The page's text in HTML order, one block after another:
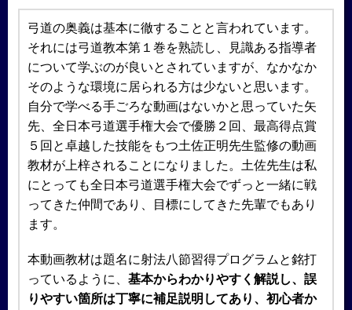
弓道の奥義は基本に徹することと言われています。
それには弓道教本第１巻を熟読し、見識ある指導者
について学ぶのが良いとされていますが、なかなか
そのような環境に居られる方は少ないと思います。
自分で学べる手ごろな動画はないかと思っていた矢
先、全日本弓道選手権大会で優勝２回、最高得点賞
５回と卓越した技能をもつ土佐正明先生監修の動画
教材が上梓されることになりました。土佐先生は私
にとっても全日本弓道選手権大会でずっと一緒に戦
ってきた仲間であり、目標にしてきた先輩でもあり
ます。
本動画教材は題名に射法八節習得プログラムと銘打
っているように、 基本からわかりやすく解説し、誤
りやすい箇所は丁寧に補足説明してあり、初心者か